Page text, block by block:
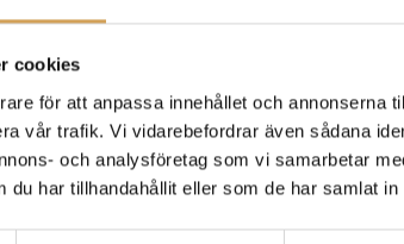
cookies
för att anpassa innehållet och annonserna
vår trafik. Vi vidarebefordrar även sådana
och analysföretag som vi samarbetar
du har tillhandahållit eller som de har samlat
hörlurar.
för hörlurar eller högtalare.